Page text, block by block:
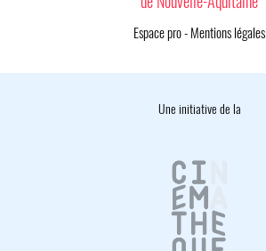
Espace pro- Mentions légales
Une initiative de la